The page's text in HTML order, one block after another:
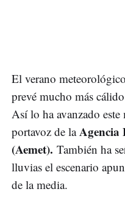
El verano
prevé mucho más
Así lo ha avanzado
portavoz de laAgencia
(Aemet). También ha
lluvias el escenario
de la media.